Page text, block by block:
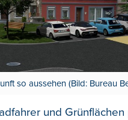
so aussehen (Bild: Bureau
und Grünflächen